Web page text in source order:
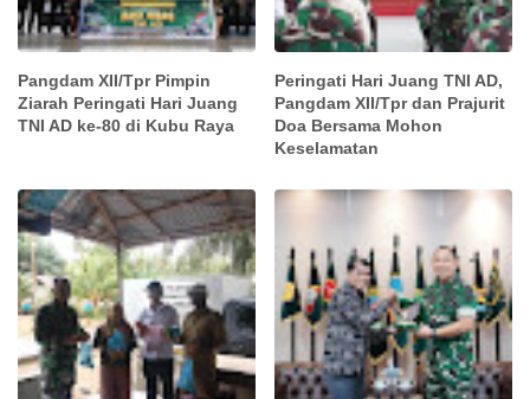
Pangdam XII/Tpr Pimpin
Ziarah Peringati Hari Juang
TNI AD ke-80 di Kubu Raya
Peringati Hari Juang TNI AD,
Pangdam XII/Tpr dan Prajurit
Doa Bersama Mohon
Keselamatan